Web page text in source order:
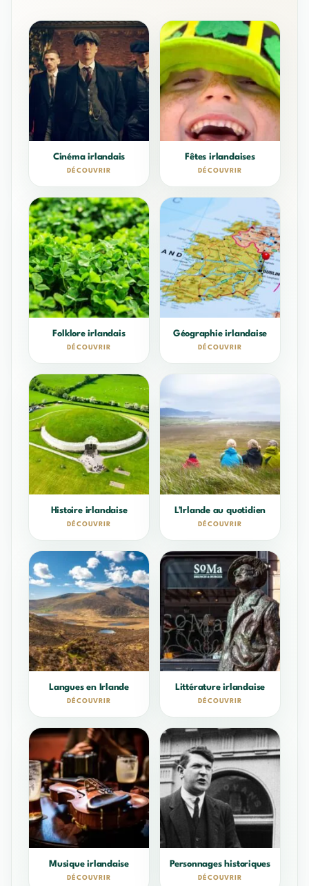
Cinéma irlandais
DÉCOUVRIR
Fêtes irlandaises
DÉCOUVRIR
Folklore irlandais
DÉCOUVRIR
Géographie irlandaise
DÉCOUVRIR
Histoire irlandaise
DÉCOUVRIR
L’Irlande au quotidien
DÉCOUVRIR
Langues en Irlande
DÉCOUVRIR
Littérature irlandaise
DÉCOUVRIR
Musique irlandaise
DÉCOUVRIR
Personnages historiques
DÉCOUVRIR